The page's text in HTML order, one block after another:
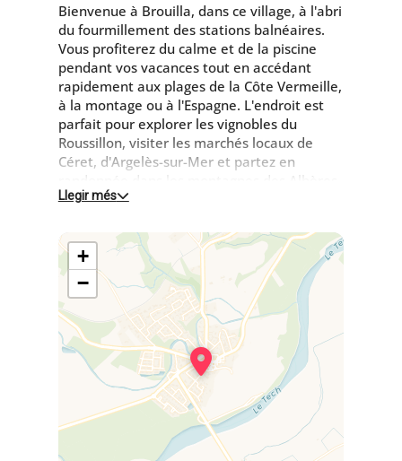
Bienvenue à Brouilla, dans ce village, à l'abri
du fourmillement des stations balnéaires.
Vous profiterez du calme et de la piscine
pendant vos vacances tout en accédant
rapidement aux plages de la Côte Vermeille,
à la montage ou à l'Espagne. L'endroit est
parfait pour explorer les vignobles du
Roussillon, visiter les marchés locaux de
Céret, d'Argelès-sur-Mer et partez en
randonnée dans les montagnes des Albères.
grand mas en vielles pierres, entièrement
rénové, comprenant 4 gîtes, chacun avec
entrée indépendante.
Il se compose :
- Séjour
- Coin cuisine équipé
- Chambre 1 : 1 lit 160x200
- Chambre 2 : 4 lits 90x190
- Salle d'eau avec WC
- Deuxième WC indépendant
- Terrasse privative
Llegir més
+
−